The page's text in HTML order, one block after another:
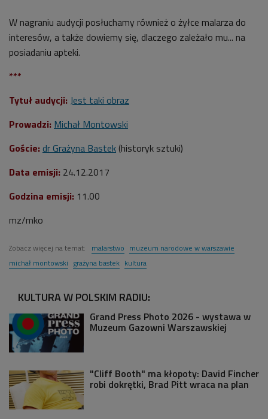
W nagraniu audycji posłuchamy również o żyłce malarza do
interesów, a także dowiemy się, dlaczego zależało mu... na
posiadaniu apteki.
***
Tytuł audycji: Jest taki obraz
Prowadzi: Michał Montowski
Goście: dr Grażyna Bastek (historyk sztuki)
Data emisji: 24.12.2017
Godzina emisji: 11.00
mz/mko
Zobacz więcej na temat: malarstwo muzeum narodowe w warszawie
michał montowski grażyna bastek kultura
KULTURA W POLSKIM RADIU:
Grand Press Photo 2026 - wystawa w
Muzeum Gazowni Warszawskiej
"Cliff Booth" ma kłopoty: David Fincher
robi dokrętki, Brad Pitt wraca na plan